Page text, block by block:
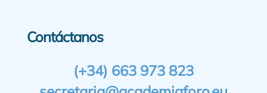
Contáctanos
(+34) 663 973 823